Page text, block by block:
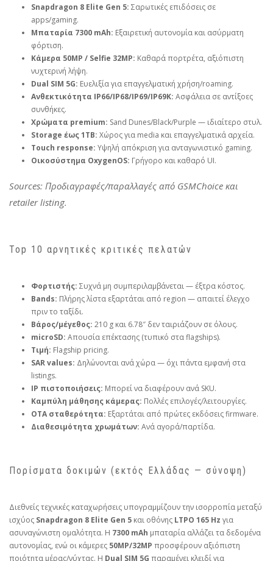
Snapdragon 8 Elite Gen 5: Σαρωτικές επιδόσεις σε
apps/gaming.
Μπαταρία 7300 mAh: Εξαιρετική αυτονομία και ασύρματη
φόρτιση.
Κάμερα 50MP / Selfie 32MP: Καθαρά πορτρέτα, αξιόπιστη
νυχτερινή λήψη.
Dual SIM 5G: Ευελιξία για επαγγελματική χρήση/roaming.
Ανθεκτικότητα IP66/IP68/IP69/IP69K: Ασφάλεια σε αντίξοες
συνθήκες.
Χρώματα premium: Sand Dunes/Black/Purple — ιδιαίτερο στυλ.
Storage έως 1TB: Χώρος για media και επαγγελματικά αρχεία.
Touch response: Υψηλή απόκριση για ανταγωνιστικό gaming.
Οικοσύστημα OxygenOS: Γρήγορο και καθαρό UI.
Sources: Προδιαγραφές/παραλλαγές από GSMChoice και
retailer listing.
Top 10 αρνητικές κριτικές πελατών
Φορτιστής: Συχνά μη συμπεριλαμβάνεται — έξτρα κόστος.
Bands: Πλήρης λίστα εξαρτάται από region — απαιτεί έλεγχο
πριν το ταξίδι.
Βάρος/μέγεθος: 210 g και 6.78″ δεν ταιριάζουν σε όλους.
microSD: Απουσία επέκτασης (τυπικό στα flagships).
Τιμή: Flagship pricing.
SAR values: Δηλώνονται ανά χώρα — όχι πάντα εμφανή στα
listings.
IP πιστοποιήσεις: Μπορεί να διαφέρουν ανά SKU.
Καμπύλη μάθησης κάμερας: Πολλές επιλογές/λειτουργίες.
OTA σταθερότητα: Εξαρτάται από πρώτες εκδόσεις firmware.
Διαθεσιμότητα χρωμάτων: Ανά αγορά/παρτίδα.
Πορίσματα δοκιμών (εκτός Ελλάδας — σύνοψη)
Διεθνείς τεχνικές καταχωρήσεις υπογραμμίζουν την ισορροπία μεταξύ
ισχύος Snapdragon 8 Elite Gen 5 και οθόνης LTPO 165 Hz για
ασυναγώνιστη ομαλότητα. Η 7300 mAh μπαταρία αλλάζει τα δεδομένα
αυτονομίας, ενώ οι κάμερες 50MP/32MP προσφέρουν αξιόπιστη
ποιότητα μέρας/νύχτας. Η Dual SIM 5G παραμένει κλειδί για